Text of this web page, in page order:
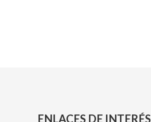
ENLACES DE INTERÉS